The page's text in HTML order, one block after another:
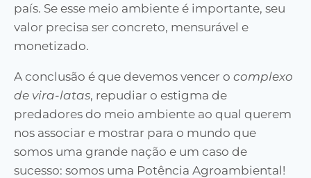
país. Se esse meio ambiente é importante, seu
valor precisa ser concreto, mensurável e
monetizado.
A conclusão é que devemos vencer o complexo
de vira-latas, repudiar o estigma de
predadores do meio ambiente ao qual querem
nos associar e mostrar para o mundo que
somos uma grande nação e um caso de
sucesso: somos uma Potência Agroambiental!